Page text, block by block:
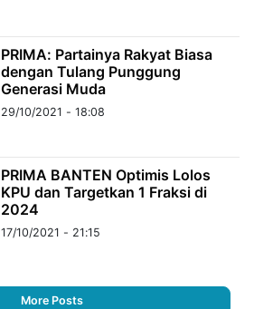
PRIMA: Partainya Rakyat Biasa
dengan Tulang Punggung
Generasi Muda
29/10/2021 - 18:08
PRIMA BANTEN Optimis Lolos
KPU dan Targetkan 1 Fraksi di
2024
17/10/2021 - 21:15
More Posts